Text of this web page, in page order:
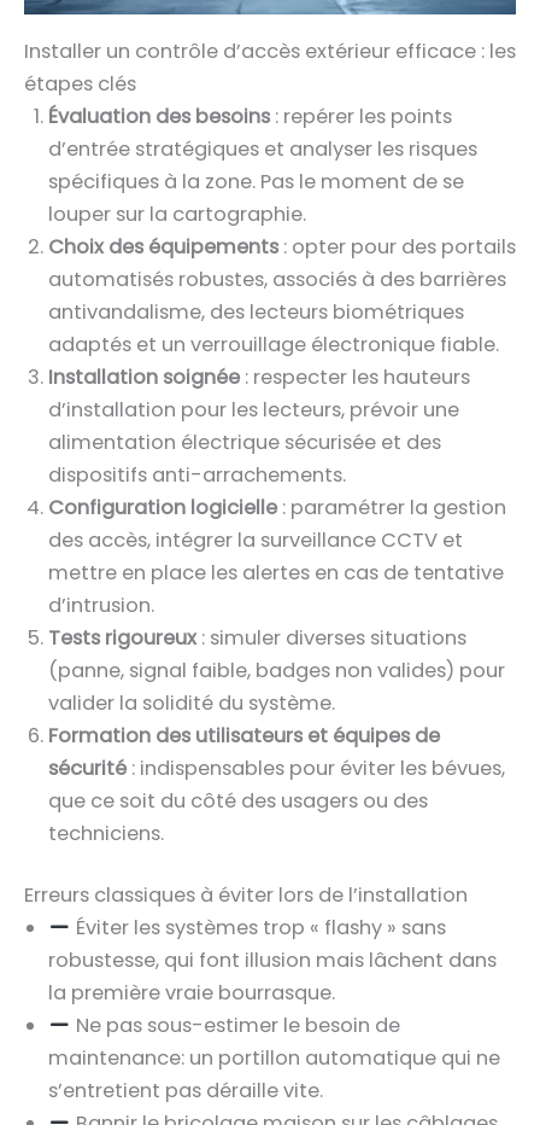
Installer un contrôle d’accès extérieur efficace : les
étapes clés
Évaluation des besoins : repérer les points
d’entrée stratégiques et analyser les risques
spécifiques à la zone. Pas le moment de se
louper sur la cartographie.
Choix des équipements : opter pour des portails
automatisés robustes, associés à des barrières
antivandalisme, des lecteurs biométriques
adaptés et un verrouillage électronique fiable.
Installation soignée : respecter les hauteurs
d’installation pour les lecteurs, prévoir une
alimentation électrique sécurisée et des
dispositifs anti-arrachements.
Configuration logicielle : paramétrer la gestion
des accès, intégrer la surveillance CCTV et
mettre en place les alertes en cas de tentative
d’intrusion.
Tests rigoureux: simuler diverses situations
(panne, signal faible, badges non valides) pour
valider la solidité du système.
Formation des utilisateurs et équipes de
sécurité : indispensables pour éviter les bévues,
que ce soit du côté des usagers ou des
techniciens.
Erreurs classiques à éviter lors de l’installation
Éviter les systèmes trop « flashy » sans
robustesse, qui font illusion mais lâchent dans
la première vraie bourrasque.
Ne pas sous-estimer le besoin de
maintenance: un portillon automatique qui ne
s’entretient pas déraille vite.